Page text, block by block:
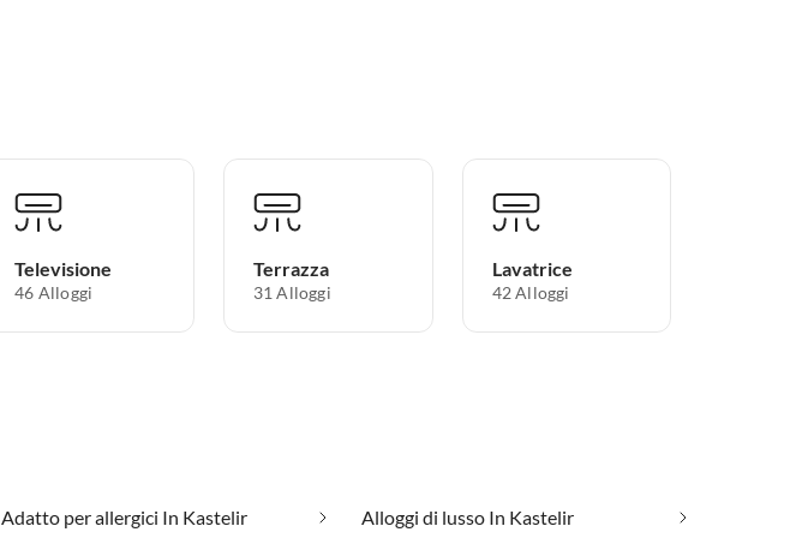
Televisione
46 Alloggi
Terrazza
31 Alloggi
Lavatrice
42 Alloggi
Adatto per allergici In Kastelir Alloggi di lusso In Kastelir